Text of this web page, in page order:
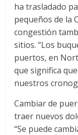
v
a
ha trasladado
pequeños de la
congestión
sitios. “Los
puertos, en
que significa
nuestros
Cambiar de
traer nuevos
“Se puede